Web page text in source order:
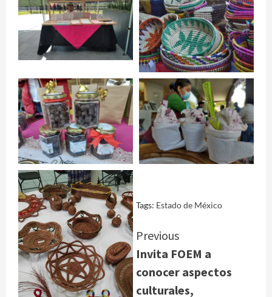
Tags: Estado de México
Continue
Reading
Previous
Invita FOEM a
conocer aspectos
culturales,